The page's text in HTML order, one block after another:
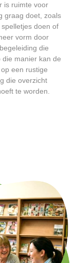
is ruimte voor
graag doet, zoals
doen of
vorm door
die
manier kan de
een rustige
die overzicht
te worden.